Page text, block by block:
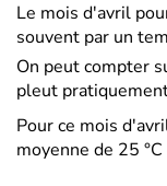
Le mois d'avril
souvent par un
On peut compter
pleut
Pour ce mois
moyenne de 25